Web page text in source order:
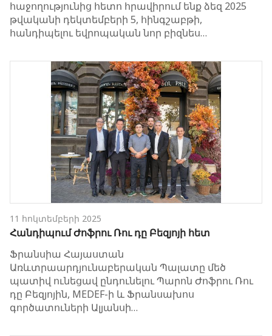
հաջողությունից հետո հրավիրում ենք ձեզ 2025
թվականի դեկտեմբերի 5, հինգշաբթի,
հանդիպելու եվրոպական նոր բիզնես…
11 հոկտեմբերի 2025
Հանդիպում Ժոֆրու Ռու դը Բեզյոյի հետ
Ֆրանսիա Հայաստան
Առևտրաարդյունաբերական Պալատը մեծ
պատիվ ունեցավ ընդունելու Պարոն Ժոֆրու Ռու
դը Բեզյոյին, MEDEF-ի և Ֆրանսախոս
գործատուների Ալյանսի…